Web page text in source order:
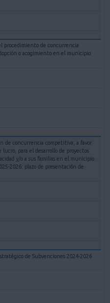
procedimiento de concurrencia
o acogimiento en el municipio
de concurrencia competitiva, a favor
para el desarrollo de proyectos
y/o a sus familias en el municipio
2026: plazo de presentación de
de Subvenciones 2024-2026